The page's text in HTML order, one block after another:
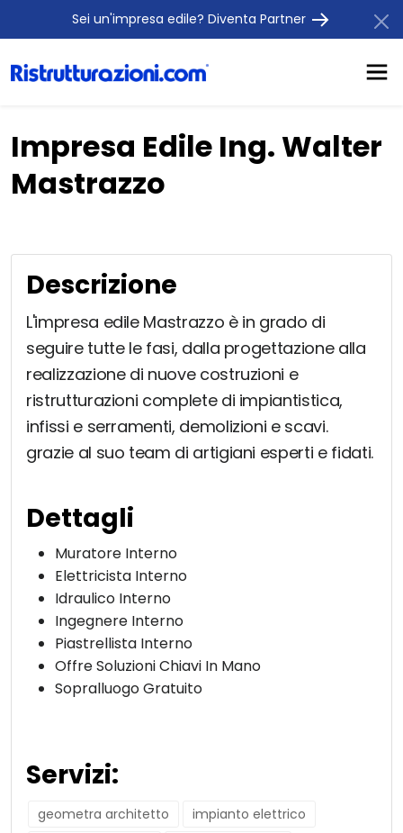
Sei un'impresa edile? Diventa Partner
Impresa Edile Ing. Walter
Mastrazzo
Descrizione
L'impresa edile Mastrazzo è in grado di
seguire tutte le fasi, dalla progettazione alla
realizzazione di nuove costruzioni e
ristrutturazioni complete di impiantistica,
infissi e serramenti, demolizioni e scavi.
grazie al suo team di artigiani esperti e fidati.
Dettagli
Muratore Interno
Elettricista Interno
Idraulico Interno
Ingegnere Interno
Piastrellista Interno
Offre Soluzioni Chiavi In Mano
Sopralluogo Gratuito
Servizi:
geometra architetto
impianto elettrico